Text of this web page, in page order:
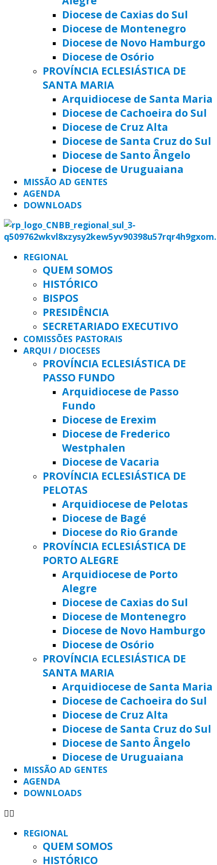
Diocese de Caxias do Sul
Diocese de Montenegro
Diocese de Novo Hamburgo
Diocese de Osório
PROVÍNCIA ECLESIÁSTICA DE
SANTA MARIA
Arquidiocese de Santa Maria
Diocese de Cachoeira do Sul
Diocese de Cruz Alta
Diocese de Santa Cruz do Sul
Diocese de Santo Ângelo
Diocese de Uruguaiana
MISSÃO AD GENTES
AGENDA
DOWNLOADS
REGIONAL
QUEM SOMOS
HISTÓRICO
BISPOS
PRESIDÊNCIA
SECRETARIADO EXECUTIVO
COMISSÕES PASTORAIS
ARQUI / DIOCESES
PROVÍNCIA ECLESIÁSTICA DE
PASSO FUNDO
Arquidiocese de Passo
Fundo
Diocese de Erexim
Diocese de Frederico
Westphalen
Diocese de Vacaria
PROVÍNCIA ECLESIÁSTICA DE
PELOTAS
Arquidiocese de Pelotas
Diocese de Bagé
Diocese do Rio Grande
PROVÍNCIA ECLESIÁSTICA DE
PORTO ALEGRE
Arquidiocese de Porto
Alegre
Diocese de Caxias do Sul
Diocese de Montenegro
Diocese de Novo Hamburgo
Diocese de Osório
PROVÍNCIA ECLESIÁSTICA DE
SANTA MARIA
Arquidiocese de Santa Maria
Diocese de Cachoeira do Sul
Diocese de Cruz Alta
Diocese de Santa Cruz do Sul
Diocese de Santo Ângelo
Diocese de Uruguaiana
MISSÃO AD GENTES
AGENDA
DOWNLOADS
REGIONAL
QUEM SOMOS
HISTÓRICO